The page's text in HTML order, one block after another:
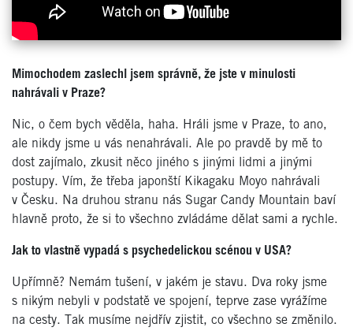
Mimochodem zaslechl jsem správně, že jste v minulosti
nahrávali v Praze?
Nic, o čem bych věděla, haha. Hráli jsme v Praze, to ano,
ale nikdy jsme u vás nenahrávali. Ale po pravdě by mě to
dost zajímalo, zkusit něco jiného s jinými lidmi a jinými
postupy. Vím, že třeba japonští Kikagaku Moyo nahrávali
v Česku. Na druhou stranu nás Sugar Candy Mountain baví
hlavně proto, že si to všechno zvládáme dělat sami a rychle.
Jak to vlastně vypadá s psychedelickou scénou v USA?
Upřímně? Nemám tušení, v jakém je stavu. Dva roky jsme
s nikým nebyli v podstatě ve spojení, teprve zase vyrážíme
na cesty. Tak musíme nejdřív zjistit, co všechno se změnilo.